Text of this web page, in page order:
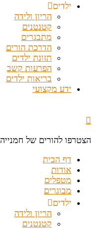
ילדים
הריון ולידה
קטנטנים
מתבגרים
הדרכת הורים
תזונת ילדים
הפרעות קשב
בריאות ילדים
ידע מקצועי
הצטרפו להורים של חמנייה
דף הבית
אודות
מטפלים
מבוגרים
ילדים
הריון ולידה
קטנטנים